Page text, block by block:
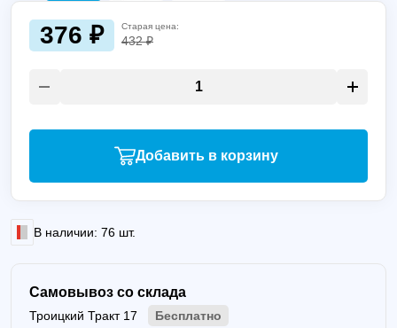
376 ₽ Старая цена:
432 ₽
Добавить в корзину
В наличии: 76 шт.
Самовывоз со склада
Троицкий Тракт 17 Бесплатно